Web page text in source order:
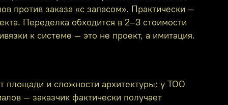
против заказа «с запасом». Практически —
Переделка обходится в 2–3 стоимости
к системе — это не проект, а имитация.
площади и сложности архитектуры; у ТОО
— заказчик фактически получает